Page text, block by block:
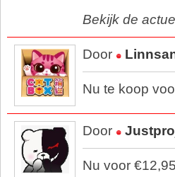
Bekijk de
Door
Nu te koop
Door
Nu voor